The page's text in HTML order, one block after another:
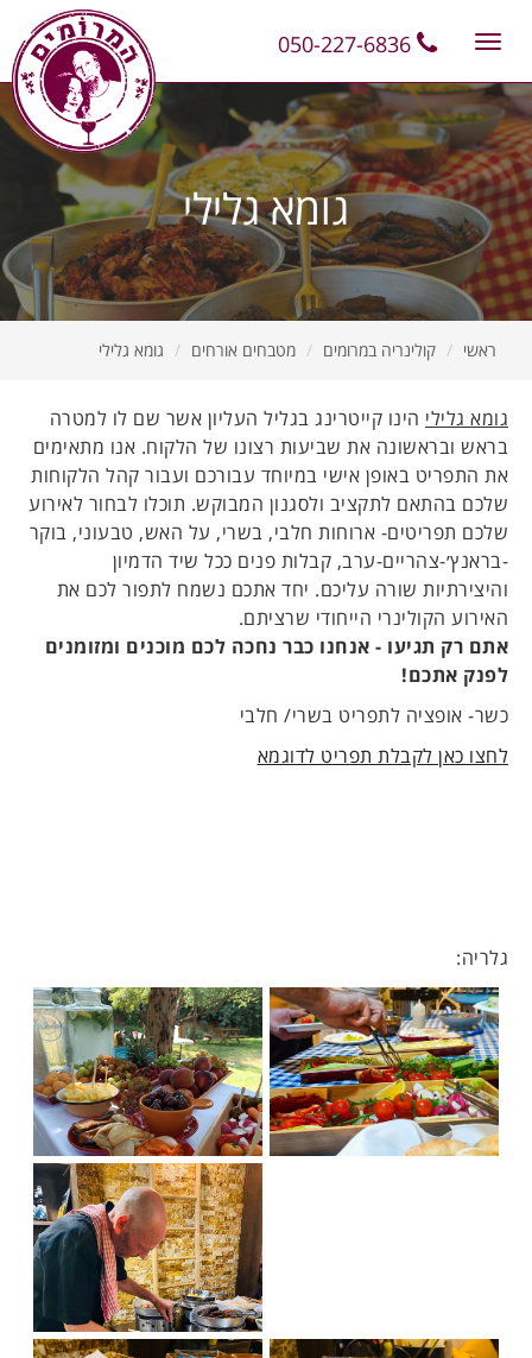
Toggle
גומא גלילי
ראשי קולינריה במרומים מטבחים אורחים גומא גלילי
גומא גלילי הינו קייטרינג בגליל העליון אשר שם לו למטרה
בראש ובראשונה את שביעות רצונו של הלקוח. אנו מתאימים
את התפריט באופן אישי במיוחד עבורכם ועבור קהל הלקוחות
שלכם בהתאם לתקציב ולסגנון המבוקש. תוכלו לבחור לאירוע
שלכם תפריטים- ארוחות חלבי, בשרי, על האש, טבעוני, בוקר
-בראנץ׳-צהריים-ערב, קבלות פנים ככל שיד הדמיון
והיצירתיות שורה עליכם. יחד אתכם נשמח לתפור לכם את
האירוע הקולינרי הייחודי שרציתם.
אתם רק תגיעו - אנחנו כבר נחכה לכם מוכנים ומזומנים
לפנק אתכם!
כשר- אופציה לתפריט בשרי/ חלבי
לחצו כאן לקבלת תפריט לדוגמא
גלריה: